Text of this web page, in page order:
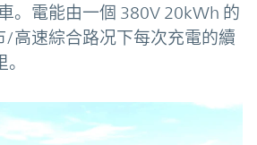
。電能由一個 380V 20kWh 的
/高速綜合路况下每次充電的續